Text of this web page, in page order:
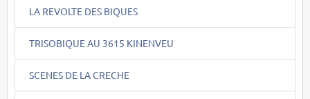
LA REVOLTE DES BIQUES
TRISOBIQUE AU 3615 KINENVEU
SCENES DE LA CRECHE